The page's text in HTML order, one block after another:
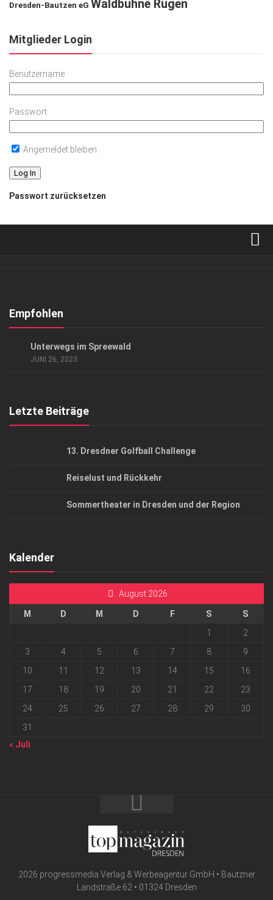
Dresden-Bautzen eG Waldbühne Rügen
Mitglieder Login
Benutzername
Passwort
Angemeldet bleiben
Passwort zurücksetzen
Kontakt, Impressum
Empfohlen
Unterwegs im Spreewald
JUNI 26, 2023
Letzte Beiträge
13. Dresdner Golfball Challenge
Reiselust und Rückkehr
Sommertheater in Dresden und der Region
Kalender
August 2026
M D M D F S
S
1
2
3
4 5 6 7 8
9
10
11 12 13 14 15
16
17
18 19 20 21 22
23
24
25 26 27 28 29
30
31
« Juli
2026 progressmedia Verlag & Werbeagentur GmbH • Bautzner
Landstraße 62 • 01324 Dresden